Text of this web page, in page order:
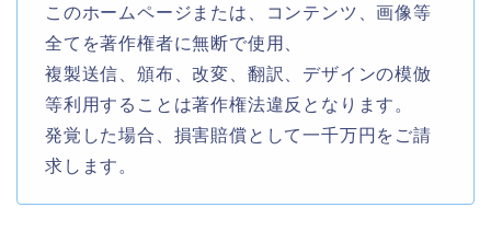
このホームページまたは、コンテンツ、画像等
全てを著作権者に無断で使用、
複製送信、頒布、改変、翻訳、デザインの模倣
等利用することは著作権法違反となります。
発覚した場合、損害賠償として一千万円をご請
求します。